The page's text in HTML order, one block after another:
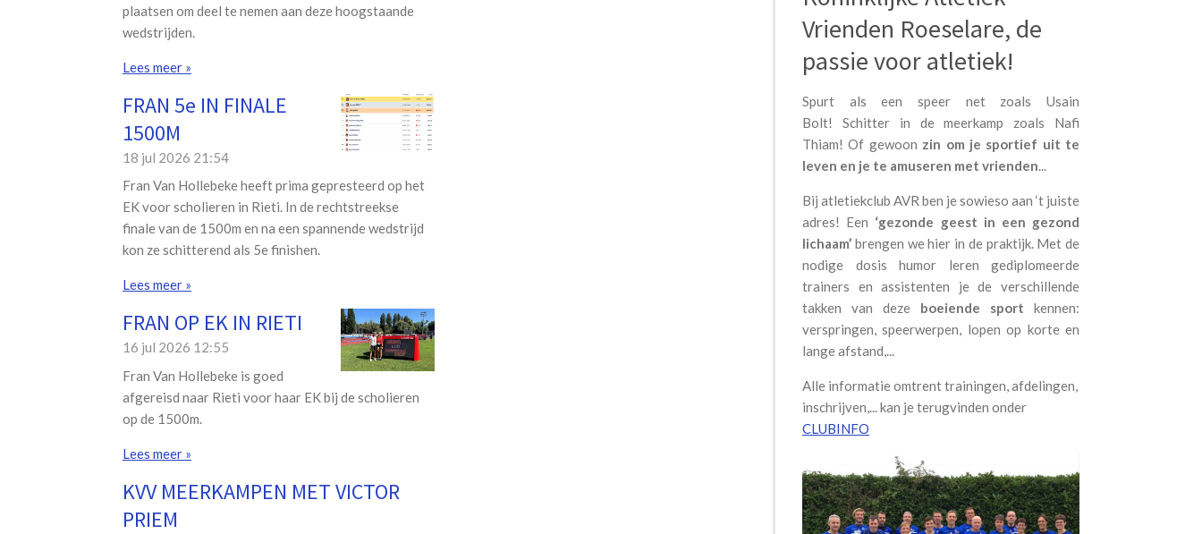
plaatsen om deel te nemen aan deze hoogstaande
wedstrijden.
Lees meer »
FRAN 5e IN FINALE
1500M
18 jul 2026 21:54
Fran Van Hollebeke heeft prima gepresteerd op het
EK voor scholieren in Rieti. In de rechtstreekse
finale van de 1500m en na een spannende wedstrijd
kon ze schitterend als 5e finishen.
Lees meer »
FRAN OP EK IN RIETI
16 jul 2026 12:55
Fran Van Hollebeke is goed
afgereisd naar Rieti voor haar EK bij de scholieren
op de 1500m.
Lees meer »
KVV MEERKAMPEN MET VICTOR
PRIEM
Vrienden Roeselare, de
passie voor atletiek!
Spurt als een speer net zoals Usain
Bolt! Schitter in de meerkamp zoals Nafi
Thiam!Of gewoon zin om je sportief uit te
leven en je te amuseren met vrienden...
Bij atletiekclub AVR ben je sowieso aan ‘t juiste
adres! Een ‘gezonde geest in een gezond
lichaam’ brengen we hier in de praktijk. Met de
nodige dosis humor leren gediplomeerde
trainers en assistenten je de verschillende
takken van deze boeiende sport kennen:
verspringen, speerwerpen, lopen op korte en
lange afstand,...
Alle informatie omtrent trainingen, afdelingen,
inschrijven,... kan je terugvinden onder
CLUBINFO